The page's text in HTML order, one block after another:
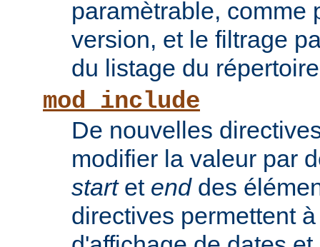
paramètrable, comme
version, et le filtrage
du listage du
mod_include
De nouvelles
modifier la valeur par
startet enddes
directives permettent